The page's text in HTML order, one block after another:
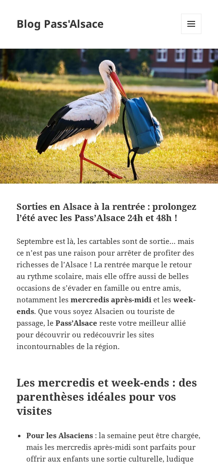
Blog Pass'Alsace
WIDGETS
Sorties en Alsace à la rentrée : prolongez
l’été avec les Pass’Alsace 24h et 48h !
Septembre est là, les cartables sont de sortie… mais
ce n’est pas une raison pour arrêter de profiter des
richesses de l’Alsace ! La rentrée marque le retour
au rythme scolaire, mais elle offre aussi de belles
occasions de s’évader en famille ou entre amis,
notamment lesmercredis après-midi et lesweek-
ends. Que vous soyez Alsacien ou touriste de
passage, lePass’Alsace reste votre meilleur allié
pour découvrir ou redécouvrir les sites
incontournables de la région.
Les mercredis et week-ends : des
parenthèses idéales pour vos
visites
Pour les Alsaciens : la semaine peut être chargée,
mais les mercredis après-midi sont parfaits pour
offrir aux enfants une sortie culturelle, ludique